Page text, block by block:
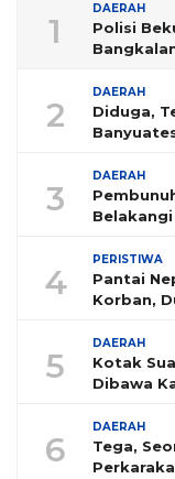
1
DAERAH
Polisi
2
DAERAH
Diduga,
3
DAERAH
4
PERISTIWA
Pantai
Korban,
5
DAERAH
Kotak
Dibawa
6
DAERAH
Tega,